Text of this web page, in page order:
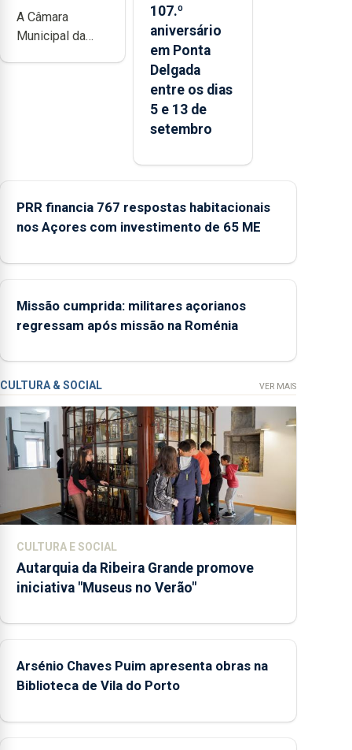
A Câmara
Municipal da
núcleos
museológicos
Rede Municipal
sábados durante
o mês de
14h00 e as
107.º
aniversário
em Ponta
Delgada
entre os dias
5 e 13 de
setembro
PRR financia 767 respostas habitacionais
nos Açores com investimento de 65 ME
Missão cumprida: militares açorianos
regressam após missão na Roménia
CULTURA & SOCIAL VER MAIS
CULTURA E SOCIAL
Autarquia da Ribeira Grande promove
iniciativa "Museus no Verão"
Arsénio Chaves Puim apresenta obras na
Biblioteca de Vila do Porto